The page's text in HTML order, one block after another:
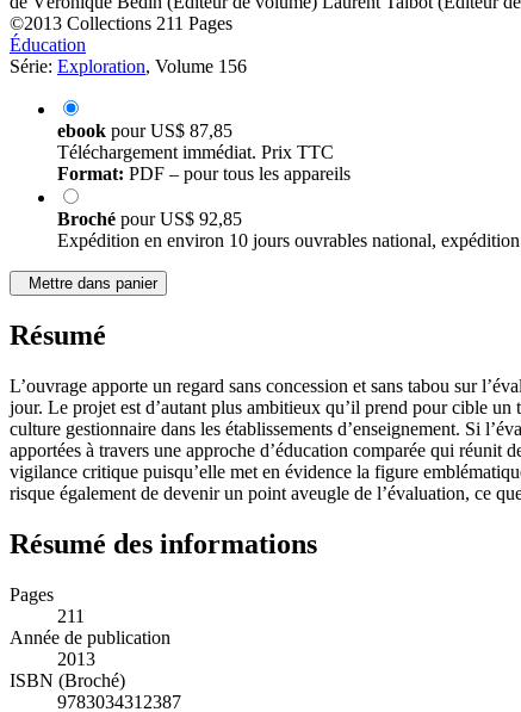
©2013 Collections 211 Pages
Éducation
Série: Exploration, Volume 156
ebook pourUS$ 87,85
Téléchargement immédiat. Prix TTC
Format: PDF – pour tous les appareils
Broché pourUS$ 92,85
Expédition en environ 10 jours ouvrables national,
Mettre dans panier
Résumé
L’ouvrage apporte un regard sans concession et sans tabou sur
jour. Le projet est d’autant plus ambitieux qu’il prend pour cible
culture gestionnaire dans les établissements d’enseignement. Si
apportées à travers une approche d’éducation comparée qui réunit
vigilance critique puisqu’elle met en évidence la figure
risque également de devenir un point aveugle de l’évaluation, ce
Résumé des informations
Pages
211
Année de publication
2013
ISBN (Broché)
9783034312387